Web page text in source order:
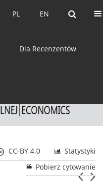
EN
PL EN
PL
Dla Recenzentów
ISSN: 0044-1600
Statystyki
CC-BY 4.0
Pobierz cytowanie